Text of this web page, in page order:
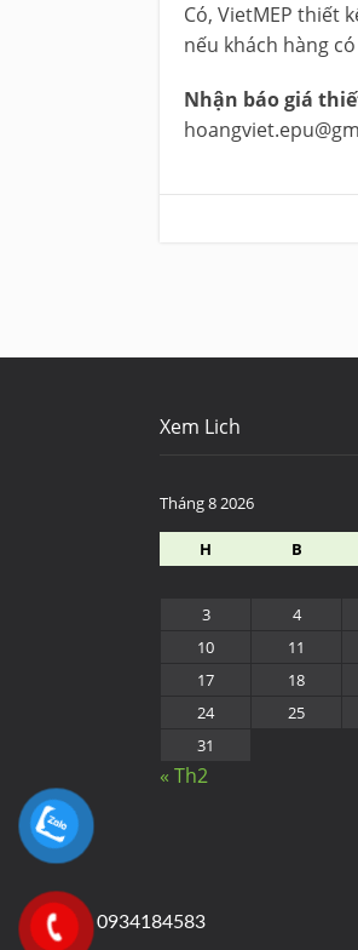
Có, VietMEP thiết
nếu khách hàng
Nhận báo giá
Xem Lich
Tháng 8 2026
H B
3
4
10
11
17
18
24
25
31
« Th2
0934184583